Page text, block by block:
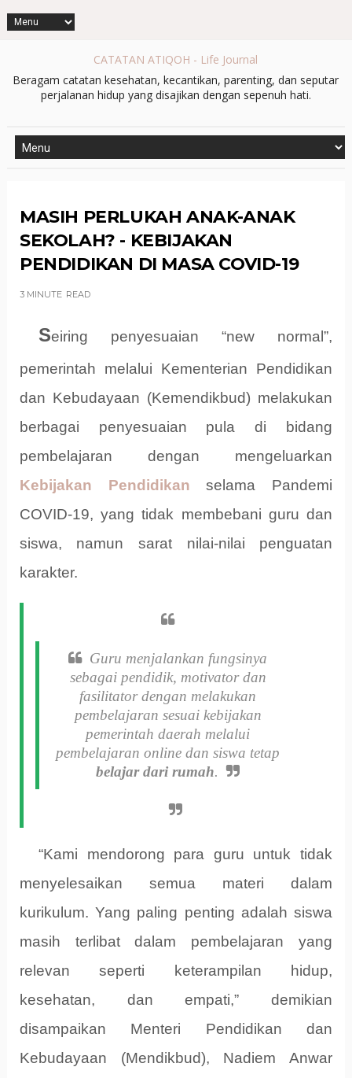
CATATAN ATIQOH - Life Journal
Beragam catatan kesehatan, kecantikan, parenting, dan seputar
perjalanan hidup yang disajikan dengan sepenuh hati.
MASIH PERLUKAH ANAK-ANAK
SEKOLAH? - KEBIJAKAN
PENDIDIKAN DI MASA COVID-19
3 MINUTE READ
Seiring penyesuaian “new normal”,
pemerintah melalui Kementerian Pendidikan
dan Kebudayaan (Kemendikbud) melakukan
berbagai penyesuaian pula di bidang
pembelajaran dengan mengeluarkan
Kebijakan Pendidikan selama Pandemi
COVID-19, yang tidak membebani guru dan
siswa, namun sarat nilai-nilai penguatan
karakter.
Guru menjalankan fungsinya
sebagai pendidik, motivator dan
fasilitator dengan melakukan
pembelajaran sesuai kebijakan
pemerintah daerah melalui
pembelajaran online dan siswa tetap
belajar dari rumah.
“Kami mendorong para guru untuk tidak
menyelesaikan semua materi dalam
kurikulum. Yang paling penting adalah siswa
masih terlibat dalam pembelajaran yang
relevan seperti keterampilan hidup,
kesehatan, dan empati,” demikian
disampaikan Menteri Pendidikan dan
Kebudayaan (Mendikbud), Nadiem Anwar